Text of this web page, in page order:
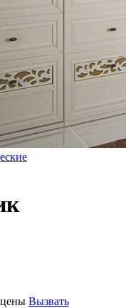
цены Вызвать